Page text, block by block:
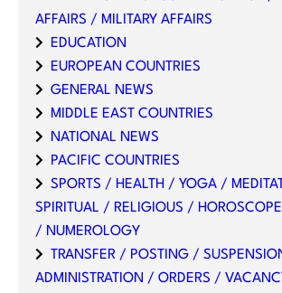
AFFAIRS / MILITARY AFFAIRS
EDUCATION
EUROPEAN COUNTRIES
GENERAL NEWS
MIDDLE EAST COUNTRIES
NATIONAL NEWS
PACIFIC COUNTRIES
SPORTS / HEALTH / YOGA /
SPIRITUAL / RELIGIOUS /
/ NUMEROLOGY
TRANSFER / POSTING /
ADMINISTRATION / ORDERS /